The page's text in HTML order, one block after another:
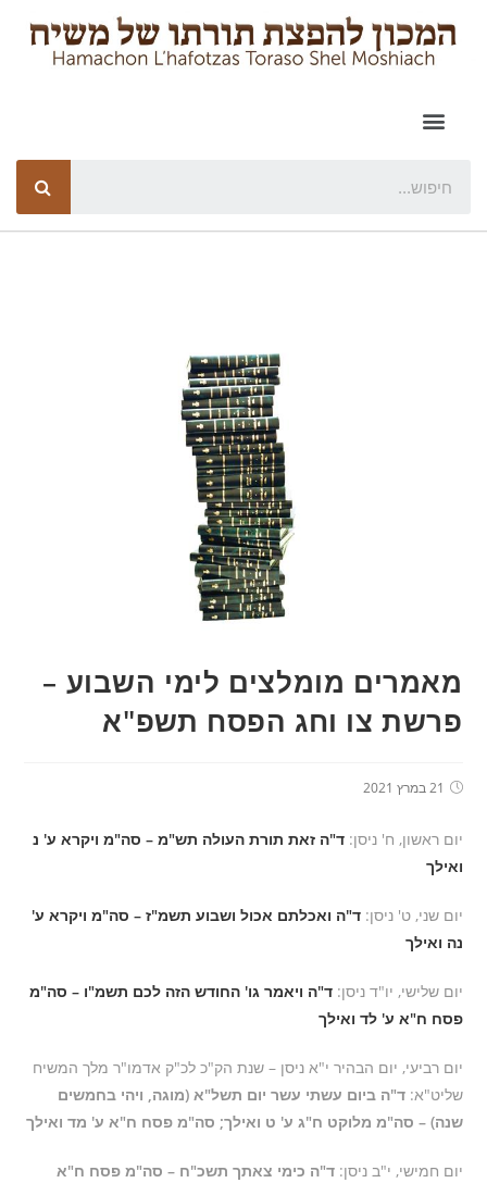
מאמרים מומלצים לימי השבוע –
פרשת צו וחג הפסח תשפ"א
21 במרץ 2021
יום ראשון, ח' ניסן:ד"ה זאת תורת העולה תש"מ – סה"מ ויקרא ע' נ
ואילך
יום שני, ט' ניסן:ד"ה ואכלתם אכול ושבוע תשמ"ז – סה"מ ויקרא ע'
נה ואילך
יום שלישי, יו"ד ניסן:ד"ה ויאמר גו' החודש הזה לכם תשמ"ו – סה"מ
פסח ח"א ע' לד ואילך
יום רביעי, יום הבהיר י"א ניסן – שנת הק"כ לכ"ק אדמו"ר מלך המשיח
שליט"א:ד"ה ביום עשתי עשר יום תשל"א (מוגה, ויהי בחמשים
שנה) – סה"מ מלוקט ח"ג ע' ט ואילך; סה"מ פסח ח"א ע' מד ואילך
יום חמישי, י"ב ניסן:ד"ה כימי צאתך תשכ"ח – סה"מ פסח ח"א